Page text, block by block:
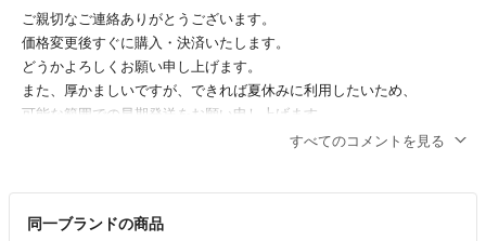
ご親切なご連絡ありがとうございます。
価格変更後すぐに購入・決済いたします。
どうかよろしくお願い申し上げます。
また、厚かましいですが、できれば夏休みに利用したいため、
可能な範囲での早期発送をお願い申し上げます。
※発送日とは関係なく、価格ご改定後すぐに購入は行います。
kkd様、コメントありがとうございます。また、ご連絡が遅くなり大
すべてのコメントを見る
同一ブランドの商品